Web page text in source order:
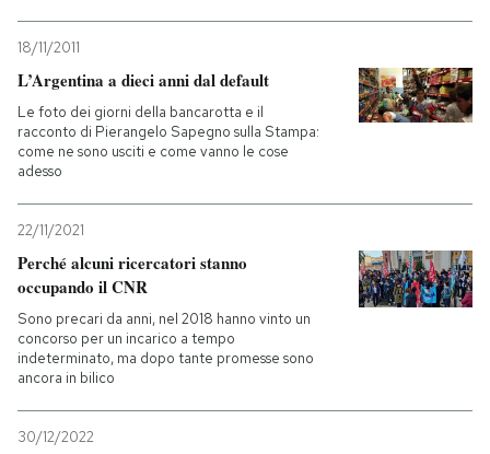
18/11/2011
L’Argentina a dieci anni dal default
Le foto dei giorni della bancarotta e il
racconto di Pierangelo Sapegno sulla Stampa:
come ne sono usciti e come vanno le cose
adesso
22/11/2021
Perché alcuni ricercatori stanno
occupando il CNR
Sono precari da anni, nel 2018 hanno vinto un
concorso per un incarico a tempo
indeterminato, ma dopo tante promesse sono
ancora in bilico
30/12/2022